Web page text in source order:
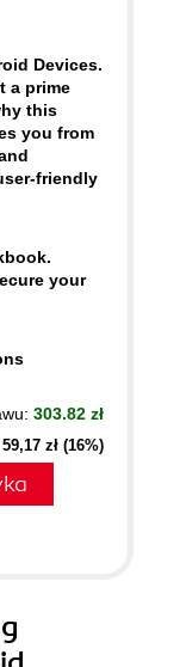
Devices.
a prime
this
you from
friendly
your
303.82 zł
zł (16%)